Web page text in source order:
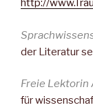
http://
der Literatur
Freie Lektorin
für